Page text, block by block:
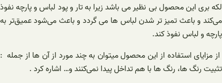
لکه بری این محصول بی نظیر می باشد زیرا به تار و پود لباس و پارچه نفوذ
می‌کند و باعث تمیز تر شدن لباس ها می گردد و باعث می‌شود عمیق‌تر به
پارچه و لباس نفوذ کند.
از مزایای استفاده از این محصول میتوان به چند مورد از آن ها از جمله :
تثبیت رنگ ها، رنگ ها با هم تداخل پیدا نمی‌کنند و… اشاره کرد .